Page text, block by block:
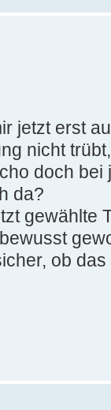
jetzt erst
nicht
doch
da?
gewählte
ob